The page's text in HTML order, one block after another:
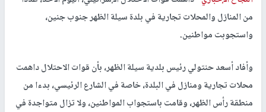
من المنازل والمحلات تجارية في بلدة سيلة الظهر جنوب جنين،
واستجوبت مواطنين.
وأفاد أسعد حنتولي رئيس بلدية سيلة الظهر، بأن قوات الاحتلال داهمت
محلات تجارية ومنازل في البلدة، خاصة في الشارع الرئيسي، بدءا من
منطقة رأس الظهر، وقامت باستجواب المواطنين، ولا تزال متواجدة في